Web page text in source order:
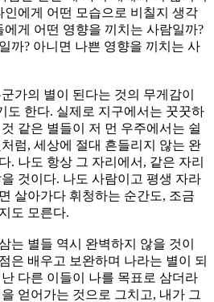
인에게 어떤 모습으로 비칠지 생각
게 어떤 영향을 끼치는 사람일까?
까? 아니면 나쁜 영향을 끼치는 사
가의 별이 된다는 것의 무게감이
도 한다. 실제로 지구에서는 꿋꿋하
같은 별들이 저 먼 우주에서는 쉴
럼, 세상에 절대 흔들리지 않는 완
. 나도 항상 그 자리에서, 같은 자리
것이다. 나도 사람이고 평생 자라
살아가다 휘청하는 순간도, 조금
도 모른다.
는 별들 역시 완벽하지 않을 것이
은 배우고 보완하며 나라는 별이 되
다른 이들이 나를 목표로 삼더라
얻어가는 것으로 그치고, 내가 그